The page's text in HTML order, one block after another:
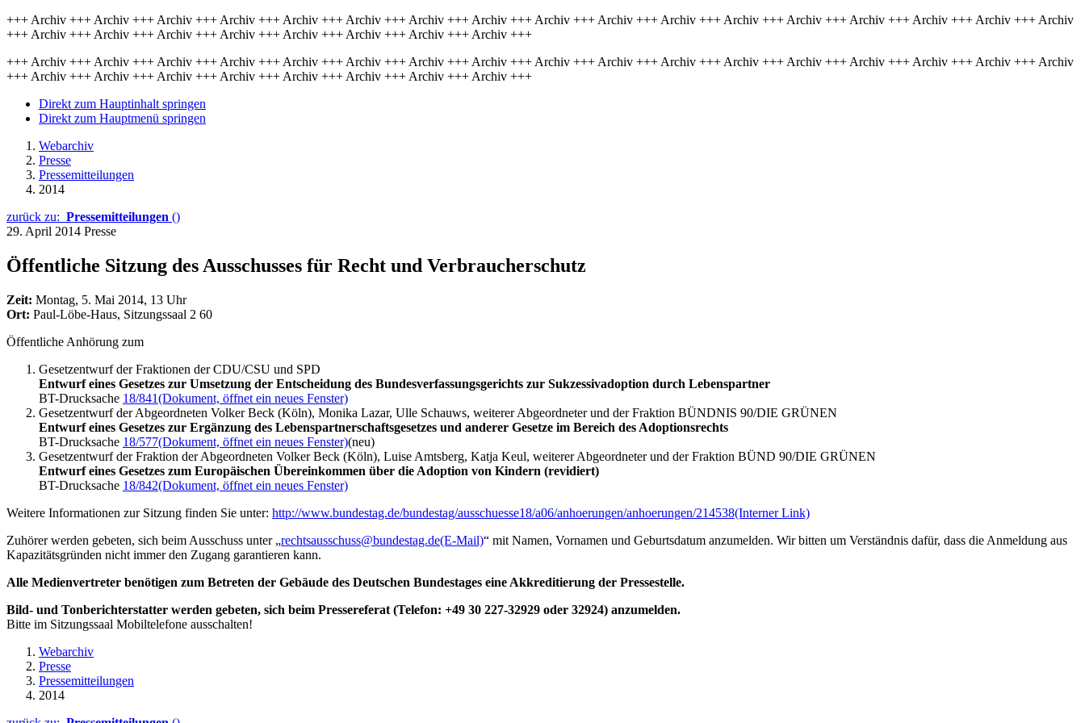
+++ Archiv +++ Archiv +++ Archiv +++ Archiv +++ Archiv +++ Archiv +++ Archiv +++ Archiv +++ Archiv +++ Archiv +++ Archiv +++ Archiv +++ Archiv +++ Archiv +++ Archiv +++ Archiv +++ Archiv
+++ Archiv +++ Archiv +++ Archiv +++ Archiv +++ Archiv +++ Archiv +++ Archiv +++ Archiv +++
+++ Archiv +++ Archiv +++ Archiv +++ Archiv +++ Archiv +++ Archiv +++ Archiv +++ Archiv +++ Archiv +++ Archiv +++ Archiv +++ Archiv +++ Archiv +++ Archiv +++ Archiv +++ Archiv +++ Archiv
+++ Archiv +++ Archiv +++ Archiv +++ Archiv +++ Archiv +++ Archiv +++ Archiv +++ Archiv +++
Direkt zum Hauptinhalt springen
Direkt zum Hauptmenü springen
Webarchiv
Presse
Pressemitteilungen
2014
zurück zu: Pressemitteilungen ()
29. April 2014 Presse
Öffentliche Sitzung des Ausschusses für Recht und Verbraucherschutz
Zeit: Montag, 5. Mai 2014, 13 Uhr
Ort: Paul-Löbe-Haus, Sitzungssaal 2 60
Öffentliche Anhörung zum
Gesetzentwurf der Fraktionen der CDU/CSU und SPD
Entwurf eines Gesetzes zur Umsetzung der Entscheidung des Bundesverfassungsgerichts zur Sukzessivadoption durch Lebenspartner
BT-Drucksache 18/841(Dokument, öffnet ein neues Fenster)
Gesetzentwurf der Abgeordneten Volker Beck (Köln), Monika Lazar, Ulle Schauws, weiterer Abgeordneter und der Fraktion BÜNDNIS 90/DIE GRÜNEN
Entwurf eines Gesetzes zur Ergänzung des Lebenspartnerschaftsgesetzes und anderer Gesetze im Bereich des Adoptionsrechts
BT-Drucksache 18/577(Dokument, öffnet ein neues Fenster)(neu)
Gesetzentwurf der Fraktion der Abgeordneten Volker Beck (Köln), Luise Amtsberg, Katja Keul, weiterer Abgeordneter und der Fraktion BÜND 90/DIE GRÜNEN
Entwurf eines Gesetzes zum Europäischen Übereinkommen über die Adoption von Kindern (revidiert)
BT-Drucksache 18/842(Dokument, öffnet ein neues Fenster)
Weitere Informationen zur Sitzung finden Sie unter: http://www.bundestag.de/bundestag/ausschuesse18/a06/anhoerungen/anhoerungen/214538(Interner Link)
Zuhörer werden gebeten, sich beim Ausschuss unter „rechtsausschuss@bundestag.de(E-Mail)“ mit Namen, Vornamen und Geburtsdatum anzumelden. Wir bitten um Verständnis dafür, dass die Anmeldung aus
Kapazitätsgründen nicht immer den Zugang garantieren kann.
Alle Medienvertreter benötigen zum Betreten der Gebäude des Deutschen Bundestages eine Akkreditierung der Pressestelle.
Bild- und Tonberichterstatter werden gebeten, sich beim Pressereferat (Telefon: +49 30 227-32929 oder 32924) anzumelden.
Bitte im Sitzungssaal Mobiltelefone ausschalten!
Webarchiv
Presse
Pressemitteilungen
2014